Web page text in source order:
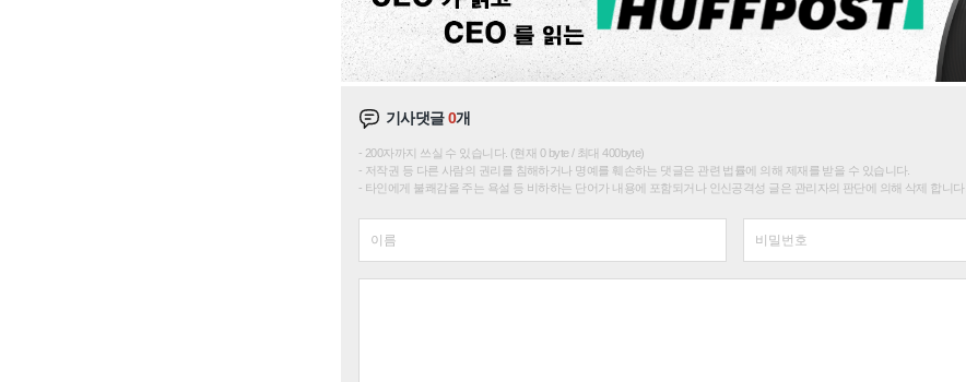
기사댓글0개
200자까지 쓰실 수 있습니다. (현재 0 byte / 최대 400byte)
저작권 등 다른 사람의 권리를 침해하거나 명예를 훼손하는 댓글은 관련 법률에 의해 제재를 받을 수 있습니다.
타인에게 불쾌감을 주는 욕설 등 비하하는 단어가 내용에 포함되거나 인신공격성 글은 관리자의 판단에 의해 삭제 합니다.